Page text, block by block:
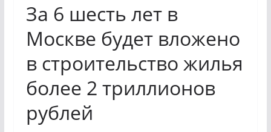
За 6 шесть лет в
Москве будет вложено
в строительство жилья
более 2 триллионов
рублей